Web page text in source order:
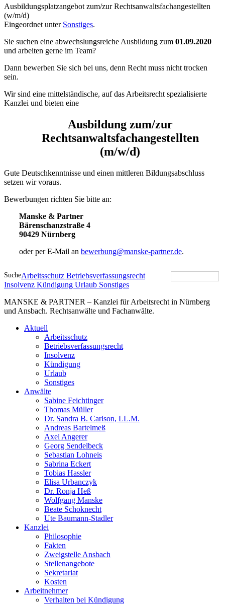
Ausbildungsplatzangebot zum/zur Rechtsanwaltsfachangestellten
(w/m/d)
Eingeordnet unter Sonstiges.
Sie suchen eine abwechslungsreiche Ausbildung zum 01.09.2020
und arbeiten gerne im Team?
Dann bewerben Sie sich bei uns, denn Recht muss nicht trocken
sein.
Wir sind eine mittelständische, auf das Arbeitsrecht spezialisierte
Kanzlei und bieten eine
Ausbildung zum/zur
Rechtsanwaltsfachangestellten
(m/w/d)
Gute Deutschkenntnisse und einen mittleren Bildungsabschluss
setzen wir voraus.
Bewerbungen richten Sie bitte an:
Manske & Partner
Bärenschanzstraße 4
90429 Nürnberg
oder per E-Mail an bewerbung@manske-partner.de.
SucheArbeitsschutz Betriebsverfassungsrecht
Insolvenz Kündigung Urlaub Sonstiges
MANSKE & PARTNER – Kanzlei für Arbeitsrecht in Nürnberg
und Ansbach. Rechtsanwälte und Fachanwälte.
Aktuell
Arbeitsschutz
Betriebsverfassungsrecht
Insolvenz
Kündigung
Urlaub
Sonstiges
Anwälte
Sabine Feichtinger
Thomas Müller
Dr. Sandra B. Carlson, LL.M.
Andreas Bartelmeß
Axel Angerer
Georg Sendelbeck
Sebastian Lohneis
Sabrina Eckert
Tobias Hassler
Elisa Urbanczyk
Dr. Ronja Heß
Wolfgang Manske
Beate Schoknecht
Ute Baumann-Stadler
Kanzlei
Philosophie
Fakten
Zweigstelle Ansbach
Stellenangebote
Sekretariat
Kosten
Arbeitnehmer
Verhalten bei Kündigung